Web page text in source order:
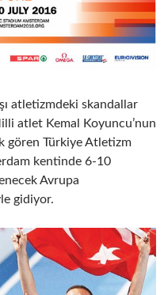
atletizmdeki skandallar
atlet Kemal Koyuncu’nun
gören Türkiye Atletizm
kentinde 6-10
Avrupa
gidiyor.